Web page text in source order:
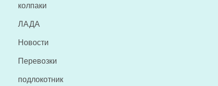
колпаки
ЛАДА
Новости
Перевозки
подлокотник